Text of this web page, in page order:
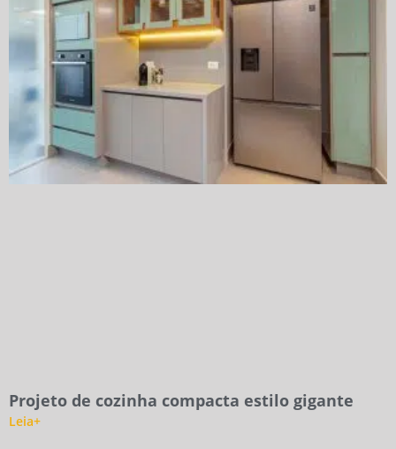
Projeto de cozinha compacta estilo gigante
Leia+